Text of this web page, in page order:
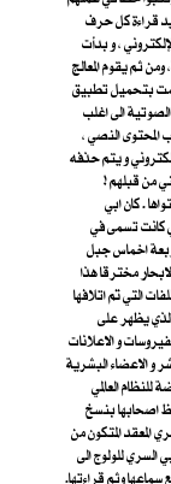
قراءة كل حرف
، و بدأت
ثم يقوم المعالج
بتحميل تطبيق
الى اغلب
النصي ،
و يتم حذفه
من قبلهم !
. كان ابي
كانت تسمى في
اخماس جبل
مخترقا هذا
التي تم اتلافها
يظهر على
و الاعلانات
و الاعضاء البشرية
للنظام العالمي
اصحابها بنسخ
المتكون من
للولوج الى